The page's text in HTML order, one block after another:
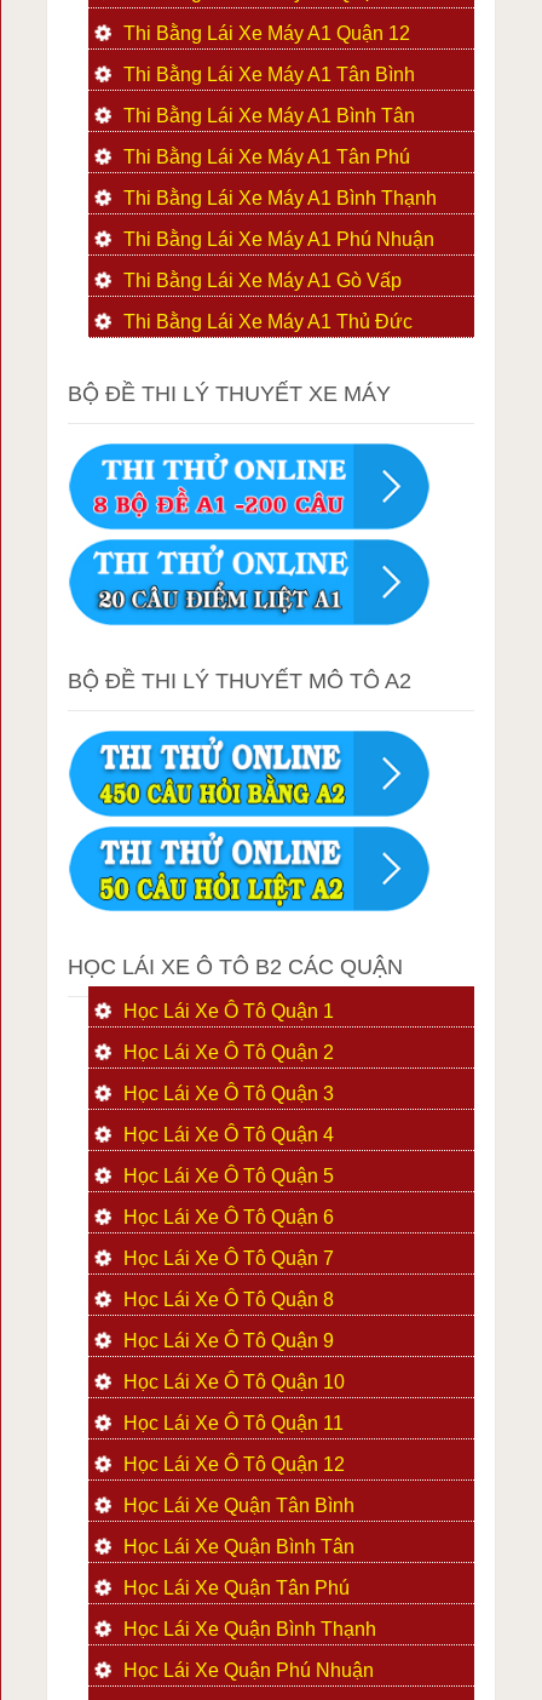
Thi Bằng Lái Xe Máy A1 Quận 12
Thi Bằng Lái Xe Máy A1 Tân Bình
Thi Bằng Lái Xe Máy A1 Bình Tân
Thi Bằng Lái Xe Máy A1 Tân Phú
Thi Bằng Lái Xe Máy A1 Bình Thạnh
Thi Bằng Lái Xe Máy A1 Phú Nhuận
Thi Bằng Lái Xe Máy A1 Gò Vấp
Thi Bằng Lái Xe Máy A1 Thủ Đức
BỘ ĐỀ THI LÝ THUYẾT XE MÁY
BỘ ĐỀ THI LÝ THUYẾT MÔ TÔ A2
HỌC LÁI XE Ô TÔ B2 CÁC QUẬN
Học Lái Xe Ô Tô Quận 1
Học Lái Xe Ô Tô Quận 2
Học Lái Xe Ô Tô Quận 3
Học Lái Xe Ô Tô Quận 4
Học Lái Xe Ô Tô Quận 5
Học Lái Xe Ô Tô Quận 6
Học Lái Xe Ô Tô Quận 7
Học Lái Xe Ô Tô Quận 8
Học Lái Xe Ô Tô Quận 9
Học Lái Xe Ô Tô Quận 10
Học Lái Xe Ô Tô Quận 11
Học Lái Xe Ô Tô Quận 12
Học Lái Xe Quận Tân Bình
Học Lái Xe Quận Bình Tân
Học Lái Xe Quận Tân Phú
Học Lái Xe Quận Bình Thạnh
Học Lái Xe Quận Phú Nhuận